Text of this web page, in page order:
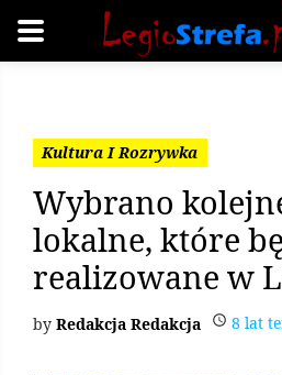
Kultura I Rozrywka
Wybrano
lokalne, które
realizowane w
Redakcja Redakcja 8 lat